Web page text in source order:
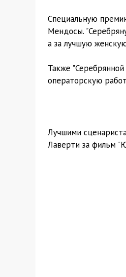
Специальную
Мендосы.
а за лучшую
Также
операторскую
Лучшими
Лаверти за фильм